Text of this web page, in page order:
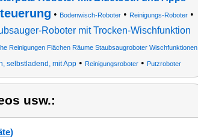
• Bodenwisch-Roboter• Reinigungs-Roboter•
Roboter mit Trocken-Wischfunktion
Reinigungen Flächen Räume Staubsaugroboter Wischfunktionen
selbstladend, mit App • Reinigungsroboter • Putzroboter
usw.: